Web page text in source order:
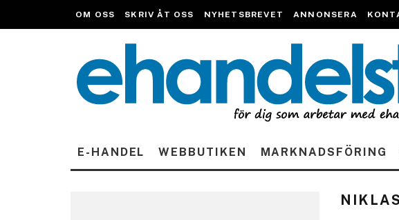
OM OSS SKRIV ÅT OSS NYHETSBREVET ANNONSERA
E-HANDEL WEBBUTIKEN MARKNADSFÖRING